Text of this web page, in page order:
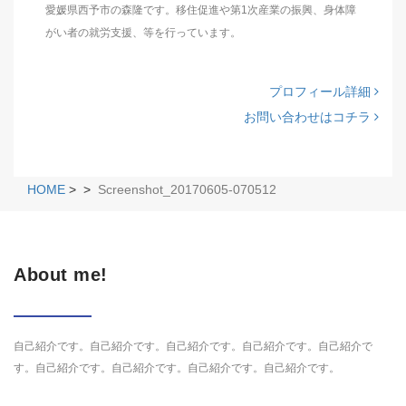
愛媛県西予市の森隆です。移住促進や第1次産業の振興、身体障
がい者の就労支援、等を行っています。
プロフィール詳細
お問い合わせはコチラ
HOME > > Screenshot_20170605-070512
About me!
自己紹介です。自己紹介です。自己紹介です。自己紹介です。自己紹介で
す。自己紹介です。自己紹介です。自己紹介です。自己紹介です。